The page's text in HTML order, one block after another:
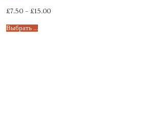
5.00
£7.50 – £15.00
Выбрать ...